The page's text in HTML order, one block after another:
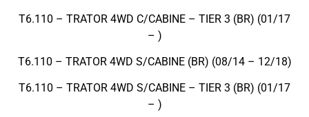
T6.110 – TRATOR 4WD C/CABINE – TIER 3 (BR) (01/17
– )
T6.110 – TRATOR 4WD S/CABINE (BR) (08/14 – 12/18)
T6.110 – TRATOR 4WD S/CABINE – TIER 3 (BR) (01/17
– )